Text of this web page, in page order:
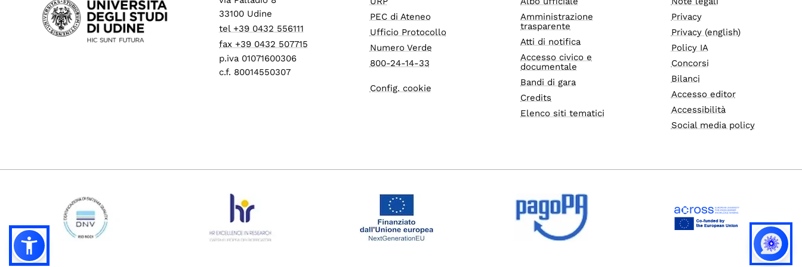
33100 Udine
tel +39 0432 556111
fax +39 0432 507715
p.iva 01071600306
c.f. 80014550307
PEC di Ateneo
Ufficio Protocollo
Numero Verde
800-24-14-33
Config. cookie
Amministrazione
trasparente
Atti di notifica
Accesso civico e
documentale
Bandi di gara
Credits
Elenco siti tematici
Privacy
Privacy (english)
Policy IA
Concorsi
Bilanci
Accesso editor
Accessibilità
Social media policy